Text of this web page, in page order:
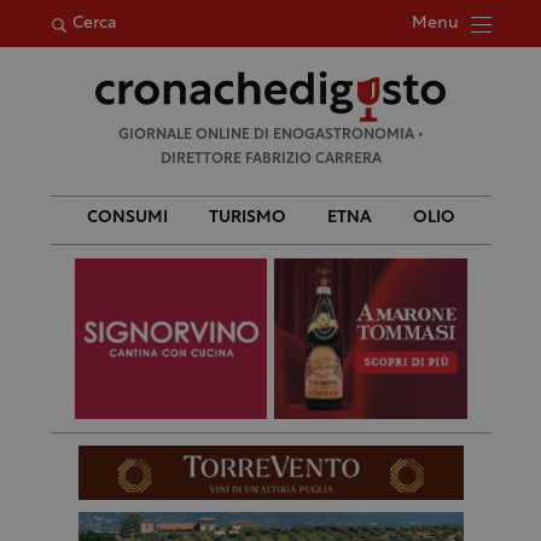
Cerca Menu
per:
GIORNALE ONLINE DI ENOGASTRONOMIA •
DIRETTORE FABRIZIO CARRERA
CONSUMI TURISMO ETNA OLIO